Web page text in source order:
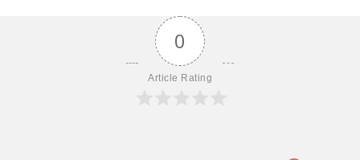
0
Article Rating